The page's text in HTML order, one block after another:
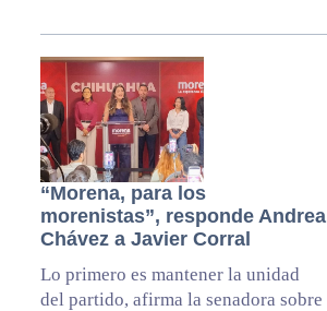
“Morena, para los
morenistas”, responde Andrea
Chávez a Javier Corral
Lo primero es mantener la unidad
del partido, afirma la senadora sobre